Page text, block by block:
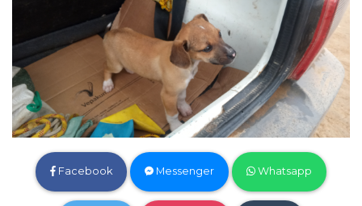
Facebook Messenger Whatsapp